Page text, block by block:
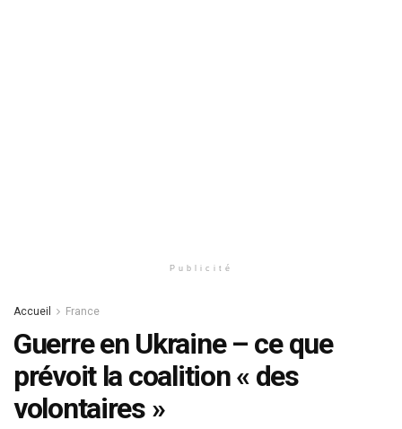
Publicité
Accueil France
Guerre en Ukraine – ce que
prévoit la coalition « des
volontaires »